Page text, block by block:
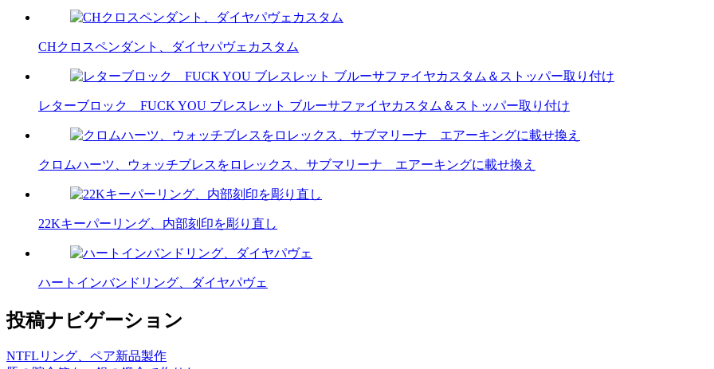
CHクロスペンダント、ダイヤパヴェカスタム
レターブロック FUCK YOU ブレスレット ブルーサファイヤカスタム＆ストッパー取り付け
クロムハーツ、ウォッチブレスをロレックス、サブマリーナ エアーキングに載せ換え
22Kキーパーリング、内部刻印を彫り直し
ハートインバンドリング、ダイヤパヴェ
投稿ナビゲーション
NTFLリング、ペア新品製作